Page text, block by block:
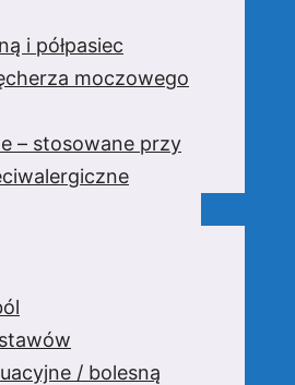
i półpasiec
moczowego
– stosowane przy
/ bolesną